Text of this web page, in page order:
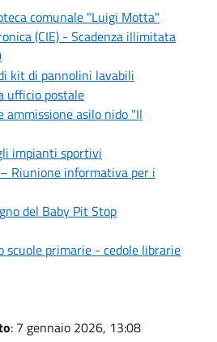
comunale "Luigi Motta"
(CIE) - Scadenza illimitata
kit di pannolini lavabili
ufficio postale
asilo nido "Il
impianti sportivi
Riunione informativa per i
del Baby Pit Stop
primarie - cedole librarie
: 7 gennaio 2026, 13:08